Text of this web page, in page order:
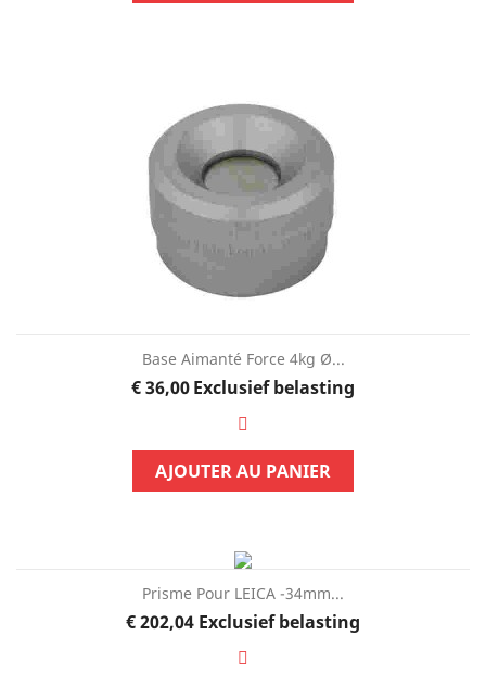
Base Aimanté Force 4kg Ø...
Prijs
€ 36,00Exclusief belasting
AJOUTER AU PANIER
Prisme Pour LEICA -34mm...
Prijs
€ 202,04 Exclusief belasting